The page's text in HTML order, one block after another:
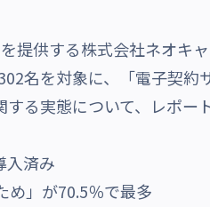
提供する株式会社ネオキ
名を対象に、「電子契約
る実態について、レポー
入済み
め」が70.5％で最多